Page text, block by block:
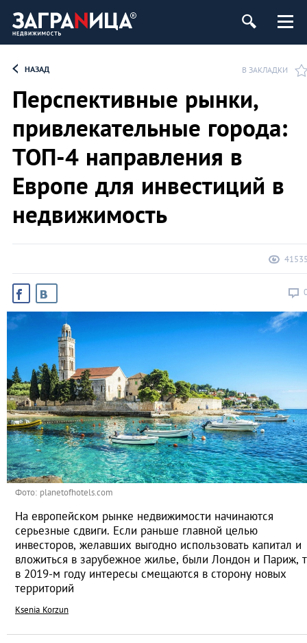
НАЗАД В ЗАКЛАДКИ
Перспективные рынки,
привлекательные города:
ТОП-4 направления в
Европе для инвестиций в
недвижимость
Фото: planetofhotels.com
На европейском рынке недвижимости начинаются
серьезные сдвиги. Если раньше главной целью
инвесторов, желавших выгодно использовать капитал и
вложиться в зарубежное жилье, были Лондон и Париж,
в 2019-м году интересы смещаются в сторону новых
территорий
Ksenia Korzun